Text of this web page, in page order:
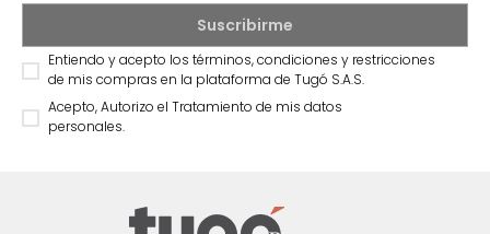
Entiendo y acepto los términos, condiciones y restricciones
de mis compras en la plataforma de Tugó S.A.S.
Acepto, Autorizo el Tratamiento de mis datos
personales.